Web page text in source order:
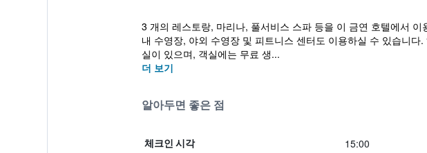
3 개의 레스토랑, 마리나, 풀서비스 스파 등을 이 금연 호텔에서
내 수영장, 야외 수영장 및 피트니스 센터도 이용하실 수 있습니
실이 있으며, 객실에는 무료 생...
더 보기
알아두면 좋은 점
체크인 시각 15:00